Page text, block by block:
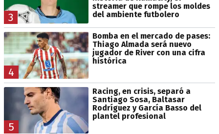
3
streamer que rompe los moldes
del ambiente futbolero
4
Bomba en el mercado de pases:
Thiago Almada será nuevo
jugador de River con una cifra
histórica
5
Racing, en crisis, separó a
Santiago Sosa, Baltasar
Rodríguez y García Basso del
plantel profesional